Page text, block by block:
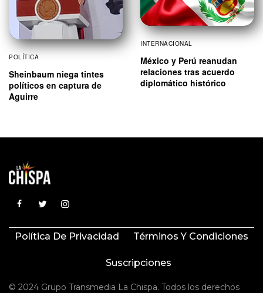
POLÍTICA
Sheinbaum niega tintes
políticos en captura de
Aguirre
INTERNACIONAL
México y Perú reanudan
relaciones tras acuerdo
diplomático histórico
Política De Privacidad Términos Y Condiciones
Suscripciones
© 2024 Grupo Transmedia La Chispa. Todos los derechos